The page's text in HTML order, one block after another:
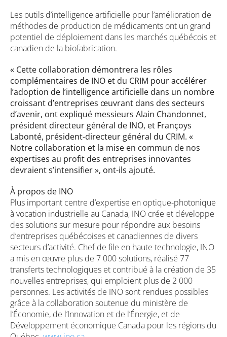
Les outils d’intelligence artificielle pour l’amélioration de
méthodes de production de médicaments ont un grand
potentiel de déploiement dans les marchés québécois et
canadien de la biofabrication.
« Cette collaboration démontrera les rôles
complémentaires de INO et du CRIM pour accélérer
l’adoption de l’intelligence artificielle dans un nombre
croissant d’entreprises œuvrant dans des secteurs
d’avenir, ont expliqué messieurs Alain Chandonnet,
président directeur général de INO, et Françoys
Labonté, président-directeur général du CRIM. «
Notre collaboration et la mise en commun de nos
expertises au profit des entreprises innovantes
devraient s’intensifier », ont-ils ajouté.
À propos de INO
Plus important centre d’expertise en optique-photonique
à vocation industrielle au Canada, INO crée et développe
des solutions sur mesure pour répondre aux besoins
d’entreprises québécoises et canadiennes de divers
secteurs d’activité. Chef de file en haute technologie, INO
a mis en œuvre plus de 7 000 solutions, réalisé 77
transferts technologiques et contribué à la création de 35
nouvelles entreprises, qui emploient plus de 2 000
personnes. Les activités de INO sont rendues possibles
grâce à la collaboration soutenue du ministère de
l’Économie, de l’Innovation et de l’Énergie, et de
Développement économique Canada pour les régions du